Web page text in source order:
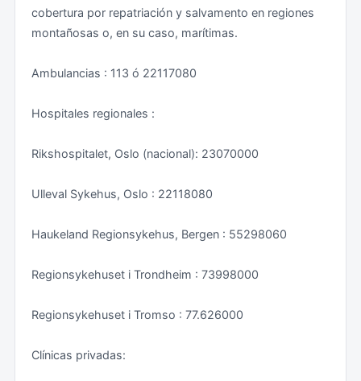
cobertura por repatriación y salvamento en regiones
montañosas o, en su caso, marítimas.
Ambulancias : 113 ó 22117080
Hospitales regionales :
Rikshospitalet, Oslo (nacional): 23070000
Ulleval Sykehus, Oslo : 22118080
Haukeland Regionsykehus, Bergen : 55298060
Regionsykehuset i Trondheim : 73998000
Regionsykehuset i Tromso : 77.626000
Clínicas privadas: